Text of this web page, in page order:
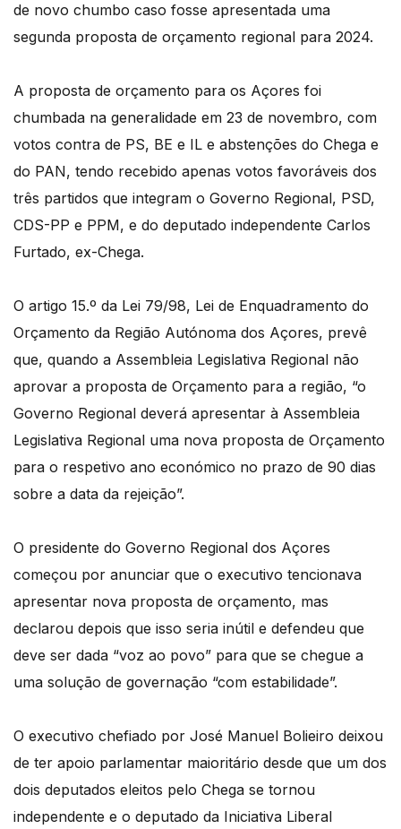
de novo chumbo caso fosse apresentada uma
segunda proposta de orçamento regional para 2024.
A proposta de orçamento para os Açores foi
chumbada na generalidade em 23 de novembro, com
votos contra de PS, BE e IL e abstenções do Chega e
do PAN, tendo recebido apenas votos favoráveis dos
três partidos que integram o Governo Regional, PSD,
CDS-PP e PPM, e do deputado independente Carlos
Furtado, ex-Chega.
O artigo 15.º da Lei 79/98, Lei de Enquadramento do
Orçamento da Região Autónoma dos Açores, prevê
que, quando a Assembleia Legislativa Regional não
aprovar a proposta de Orçamento para a região, “o
Governo Regional deverá apresentar à Assembleia
Legislativa Regional uma nova proposta de Orçamento
para o respetivo ano económico no prazo de 90 dias
sobre a data da rejeição”.
O presidente do Governo Regional dos Açores
começou por anunciar que o executivo tencionava
apresentar nova proposta de orçamento, mas
declarou depois que isso seria inútil e defendeu que
deve ser dada “voz ao povo” para que se chegue a
uma solução de governação “com estabilidade”.
O executivo chefiado por José Manuel Bolieiro deixou
de ter apoio parlamentar maioritário desde que um dos
dois deputados eleitos pelo Chega se tornou
independente e o deputado da Iniciativa Liberal